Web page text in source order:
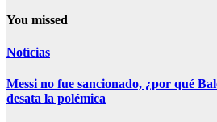
You missed
Notícias
Messi no fue sancionado, ¿por qué
desata la polémica